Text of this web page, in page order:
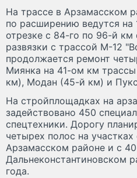
На трассе в Арзамасском
по расширению ведутся
отрезке с 84-го по 96-й км
развязки с трассой М-12
продолжается ремонт
Миянка на 41-ом км
км), Модан (45-й км) и
На стройплощадках на
задействовано 450
спецтехники. Дорогу
четырех полос на
Арзамасском районе и с
Дальнеконстантиновском
года.